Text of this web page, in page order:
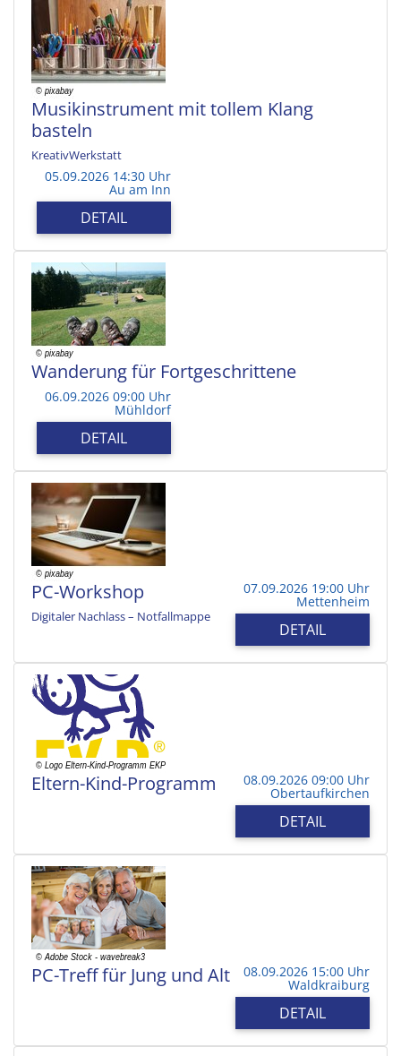
Musikinstrument mit tollem Klang
basteln
KreativWerkstatt
05.09.2026 14:30 Uhr
Au am Inn
DETAIL
Wanderung für Fortgeschrittene
06.09.2026 09:00 Uhr
Mühldorf
DETAIL
PC-Workshop
Digitaler Nachlass – Notfallmappe
07.09.2026 19:00 Uhr
Mettenheim
DETAIL
Eltern-Kind-Programm 08.09.2026 09:00 Uhr
Obertaufkirchen
DETAIL
PC-Treff für Jung und Alt 08.09.2026 15:00 Uhr
Waldkraiburg
DETAIL